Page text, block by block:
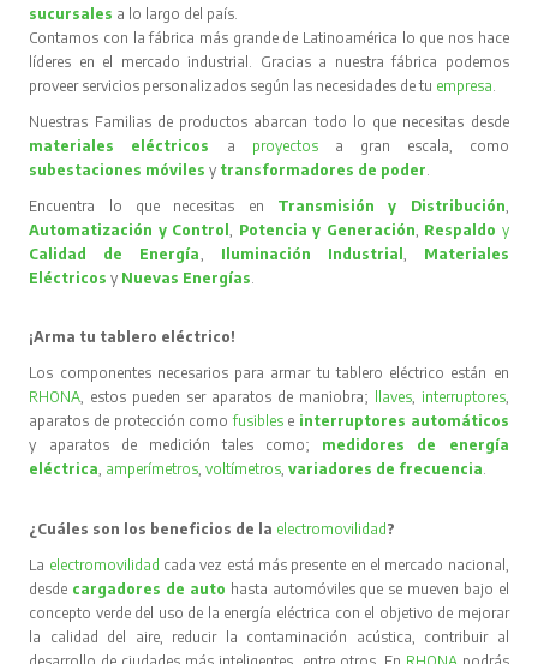
sucursales a lo largo del país.
Contamos con la fábrica más grande de Latinoamérica lo que nos hace
líderes en el mercado industrial. Gracias a nuestra fábrica podemos
proveer servicios personalizados según las necesidades de tu empresa
Nuestras Familias de productos abarcan todo lo que necesitas desde
materiales eléctricos
a proyectos
a gran escala, como
subestaciones móvilesy transformadores de poder
Encuentra lo que necesitas en Transmisión y Distribución
Automatización y Control
Potencia y Generación Respaldo y
Calidad de Energía
Iluminación Industrial
Materiales
Eléctricos y Nuevas Energías
¡Arma tu tablero eléctrico!
Los componentes necesarios para armar tu tablero eléctrico están en
RHONA , estos pueden ser aparatos de maniobra; llaves, interruptores,
aparatos de protección comofusibles e interruptores automáticos
y aparatos de medición tales como; medidores de energía
eléctrica amperímetros ,voltímetros ,variadores de frecuencia
¿Cuáles son los beneficios de la electromovilidad?
La electromovilidad cada vez está más presente en el mercado nacional,
desde cargadores de auto hasta automóviles que se mueven bajo el
concepto verde del uso de la energía eléctrica con el objetivo de mejorar
la calidad del aire, reducir la contaminación acústica, contribuir al